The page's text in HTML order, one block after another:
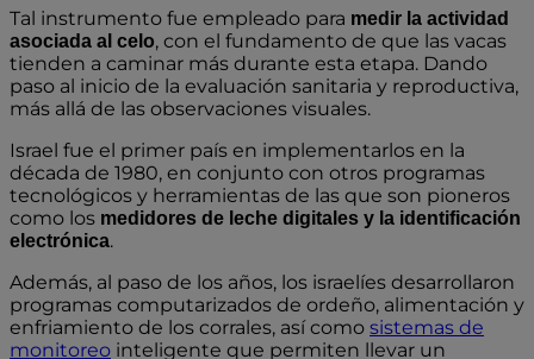
Tal instrumento fue empleado para medir la actividad
asociada al celo, con el fundamento de que las vacas
tienden a caminar más durante esta etapa. Dando
paso al inicio de la evaluación sanitaria y reproductiva,
más allá de las observaciones visuales.
Israel fue el primer país en implementarlos en la
década de 1980, en conjunto con otros programas
tecnológicos y herramientas de las que son pioneros
como los medidores de leche digitales y la identificación
electrónica.
Además, al paso de los años, los israelíes desarrollaron
programas computarizados de ordeño, alimentación y
enfriamiento de los corrales, así como sistemas de
monitoreo inteligente que permiten llevar un